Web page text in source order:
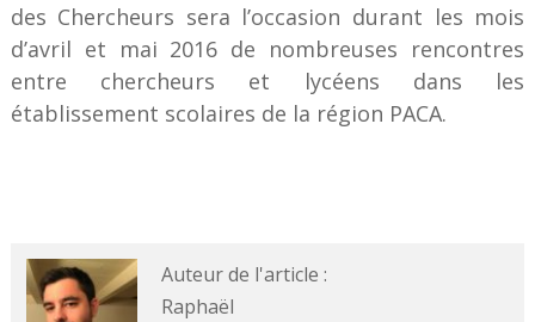
des Chercheurs sera l’occasion durant les mois
d’avril et mai 2016 de nombreuses rencontres
entre chercheurs et lycéens dans les
établissement scolaires de la région PACA.
Auteur de l'article :
Raphaël